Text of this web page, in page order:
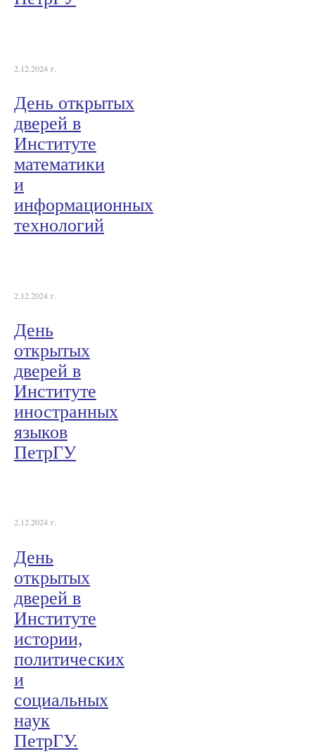
2.12.2024 г.
День открытых
дверей в
Институте
математики
и
информационных
технологий
2.12.2024 г.
День
открытых
дверей в
Институте
иностранных
языков
ПетрГУ
2.12.2024 г.
День
открытых
дверей в
Институте
истории,
политических
и
социальных
наук
ПетрГУ.